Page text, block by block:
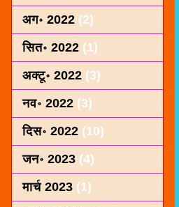
अग॰ 2022 (2)
सित॰ 2022 (1)
अक्टू॰ 2022 (3)
नव॰ 2022 (3)
दिस॰ 2022 (10)
जन॰ 2023 (4)
मार्च 2023 (1)